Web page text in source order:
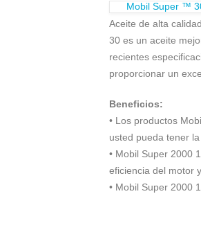
Mobil Super ™
Aceite de alta
30 es un aceite
recientes
proporcionar un
Beneficios:
• Los productos
usted pueda tener
• Mobil Super 2000
eficiencia del motor
• Mobil Super 2000